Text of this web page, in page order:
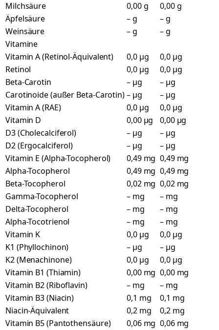
Milchsäure
0,00 g
0,00 g
Äpfelsäure
– g
– g
Weinsäure
– g
– g
Vitamine
Vitamin A (Retinol-Äquivalent)
0,0 µg
0,0 µg
Retinol
0,0 µg
0,0 µg
Beta-Carotin
– µg
– µg
Carotinoide (außer Beta-Carotin)– µg
– µg
Vitamin A (RAE)
0,0 µg
0,0 µg
Vitamin D
0,00 µg
0,00 µg
D3 (Cholecalciferol)
– µg
– µg
D2 (Ergocalciferol)
– µg
– µg
Vitamin E (Alpha-Tocopherol)
0,49 mg 0,49 mg
Alpha-Tocopherol
0,49 mg 0,49 mg
Beta-Tocopherol
0,02 mg 0,02 mg
Gamma-Tocopherol
– mg
– mg
Delta-Tocopherol
– mg
– mg
Alpha-Tocotrienol
– mg
– mg
Vitamin K
0,0 µg
0,0 µg
K1 (Phyllochinon)
– µg
– µg
K2 (Menachinone)
0,0 µg
0,0 µg
Vitamin B1 (Thiamin)
0,00 mg 0,00 mg
Vitamin B2 (Riboflavin)
– mg
– mg
Vitamin B3 (Niacin)
0,1 mg
0,1 mg
Niacin-Äquivalent
0,2 mg
0,2 mg
Vitamin B5 (Pantothensäure)
0,06 mg 0,06 mg